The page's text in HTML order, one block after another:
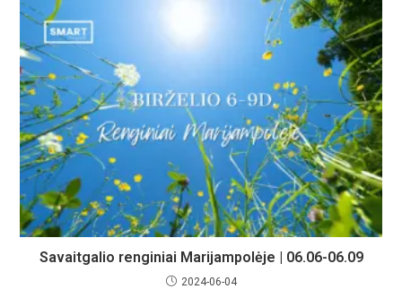
Savaitgalio renginiai Marijampolėje | 06.06-06.09
2024-06-04